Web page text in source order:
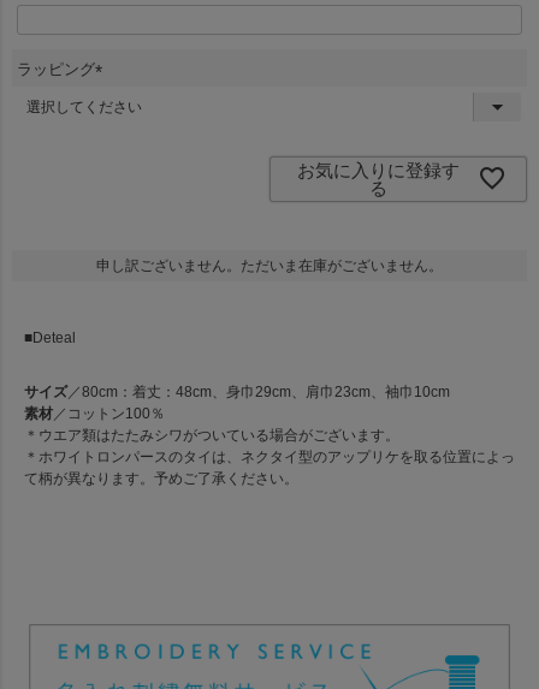
ラッピング
必
お気に入りに登録す
る
申し訳ございません。ただいま在庫がございません。
■Deteal
サイズ／80cm：着丈：48cm、身巾29cm、肩巾23cm、袖巾10cm
素材 ／コットン100％
＊ウエア類はたたみシワがついている場合がございます。
＊ホワイトロンパースのタイは、ネクタイ型のアップリケを取る位置によっ
て柄が異なります。予めご了承ください。